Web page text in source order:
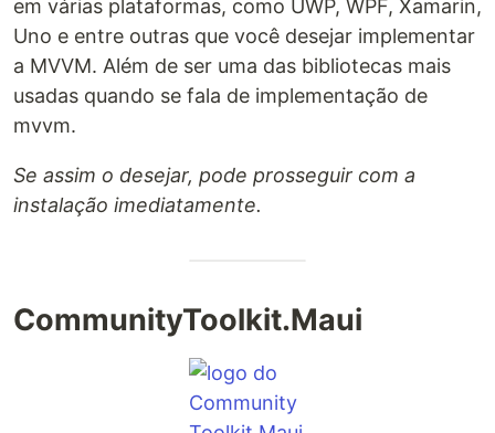
em várias plataformas, como UWP, WPF, Xamarin,
Uno e entre outras que você desejar implementar
a MVVM. Além de ser uma das bibliotecas mais
usadas quando se fala de implementação de
mvvm.
Se assim o desejar, pode prosseguir com a
instalação imediatamente.
CommunityToolkit.Maui